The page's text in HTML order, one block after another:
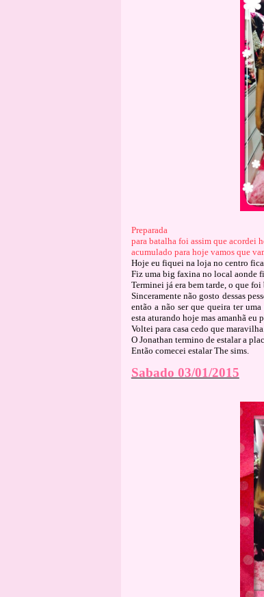
Preparada
para batalha foi assim que acordei
acumulado para hoje vamos que
Hoje eu fiquei na loja no centro
Fiz uma big faxina no local aonde
Terminei já era bem tarde, o que
Sinceramente não gosto dessas
então a não ser que queira ter
esta aturando hoje mas amanhã eu
Voltei para casa cedo que
O Jonathan termino de estalar a
Então comecei estalar The sims.
Sabado 03/01/2015